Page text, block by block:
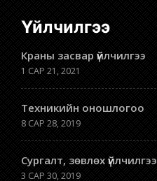
Үйлчилгээ
Краны засвар үйлчилгээ
1 САР 21, 2021
Техникийн оношлогоо
8 САР 28, 2019
Сургалт, зөвлөх үйлчилгээ
3 САР 30, 2019